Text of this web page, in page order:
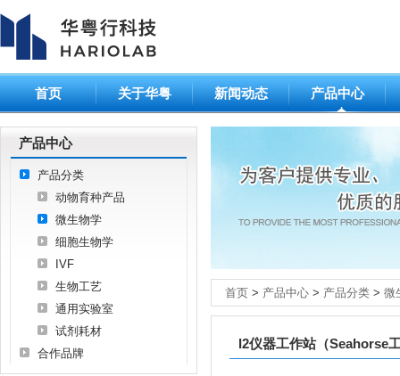
首页 关于华粤 新闻动态 产品中心
产品中心
产品分类
动物育种产品
微生物学
细胞生物学
IVF
生物工艺
通用实验室
试剂耗材
合作品牌
首页 > 产品中心 > 产品分类 > 微
I2仪器工作站（Seahorse